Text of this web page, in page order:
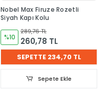
Nobel Max Firuze Rozetli
Siyah Kapı Kolu
%10
289,76 TL
260,78 TL
SEPETTE 234,70 TL
Sepete Ekle